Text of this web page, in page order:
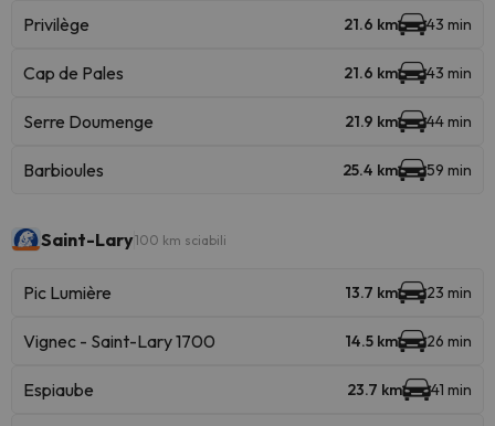
Privilège 21.6 km 43 min
Cap de Pales 21.6 km 43 min
Serre Doumenge 21.9 km 44 min
Barbioules 25.4 km 59 min
Saint-Lary100 km sciabili
Pic Lumière 13.7 km 23 min
Vignec - Saint-Lary 1700 14.5 km 26 min
Espiaube 23.7 km 41 min